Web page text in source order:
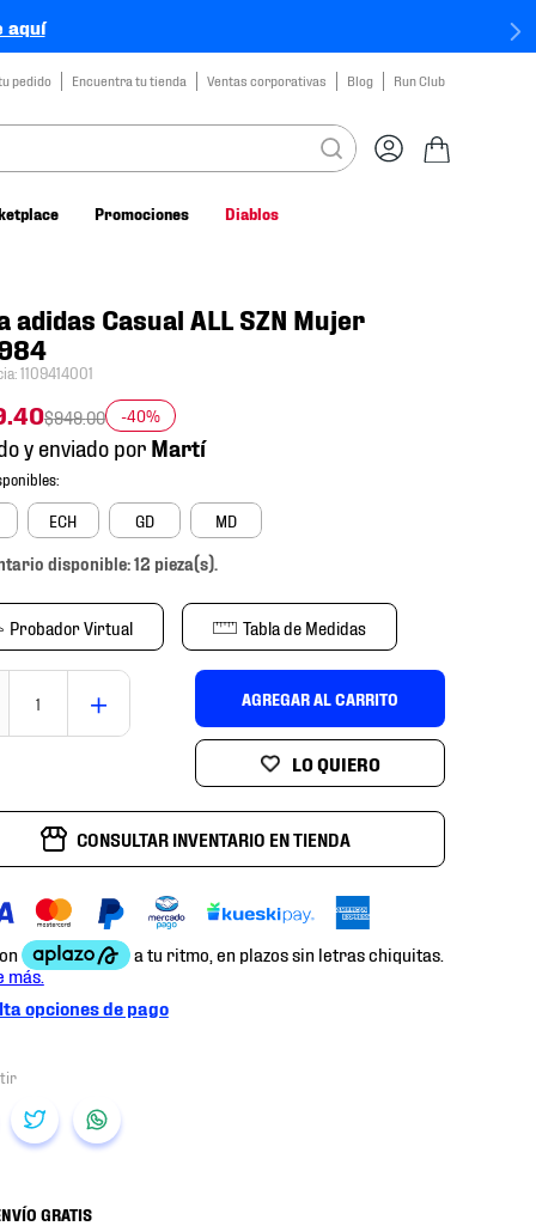
aquí
pedido Encuentra tu tienda Ventas corporativas Blog Run Club
Promociones Diablos
adidas Casual ALL SZN Mujer
:1109414001
.40$949.00 -40%
y enviado por
ECH GD MD
disponible: 12 pieza(s).
Probador Virtual Tabla de Medidas
＋ AGREGAR AL CARRITO
CONSULTAR INVENTARIO EN TIENDA
opciones de pago
GRATIS